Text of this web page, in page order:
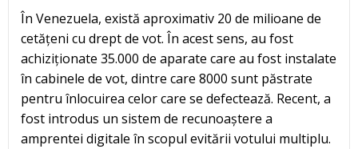
În Venezuela, există aproximativ 20 de milioane de
cetățeni cu drept de vot. În acest sens, au fost
achiziționate 35.000 de aparate care au fost instalate
în cabinele de vot, dintre care 8000 sunt păstrate
pentru înlocuirea celor care se defectează. Recent, a
fost introdus un sistem de recunoaștere a
amprentei digitale în scopul evitării votului multiplu.